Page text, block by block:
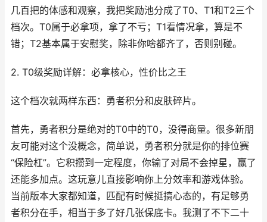
几百把的体感和观察，我把奖励池分成了T0、T1和T2三个
档次。T0属于必拿项，拿了不亏；T1看情况拿，算是不
错；T2基本属于安慰奖，除非你啥都齐了，否则别碰。
2. T0级奖励详解：必拿核心，性价比之王
这个档次就两样东西：勇者积分和皮肤碎片。
首先，勇者积分是绝对的T0中的T0，没得商量。很多新朋
友可能对这个没概念，简单说，勇者积分就是你的排位赛
“保险杠”。它积攒到一定程度，你输了对局不会掉星，赢了
还能多加点。这玩意儿直接影响你上分效率和游戏体验。
当前版本大家都知道，匹配有时候挺搞心态的，有足够勇
者积分在手，相当于多了好几张保底卡。我测了不下二十